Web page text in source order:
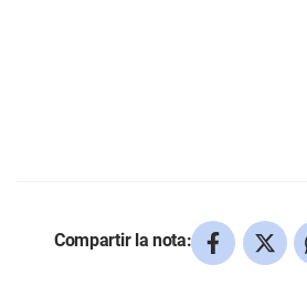
Compartir la nota: